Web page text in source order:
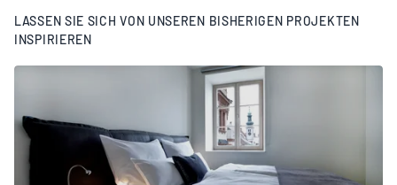
LASSEN SIE SICH VON UNSEREN BISHERIGEN PROJEKTEN
INSPIRIEREN